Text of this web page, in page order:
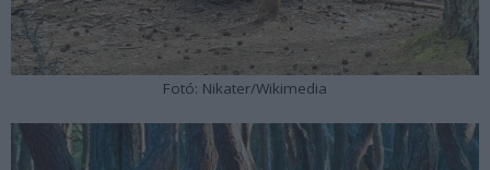
Fotó: Nikater/Wikimedia